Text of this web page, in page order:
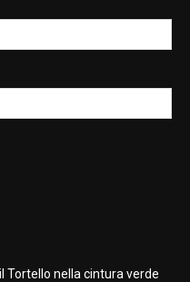
Tortello nella cintura verde